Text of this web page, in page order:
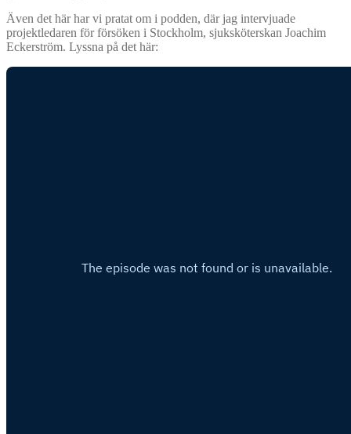
Även det här har vi pratat om i podden, där jag intervjuade
projektledaren för försöken i Stockholm, sjuksköterskan Joachim
Eckerström. Lyssna på det här: